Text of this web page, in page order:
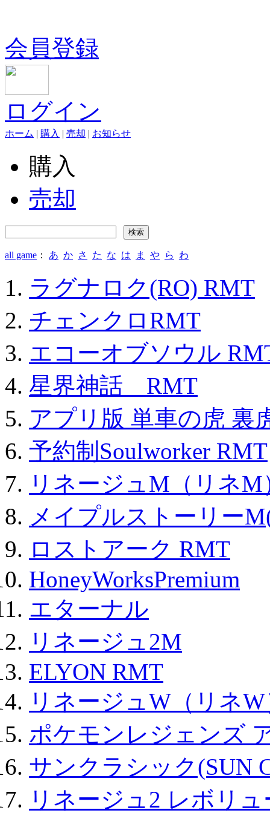
会員登録
ログイン
ホーム | 購入 | 売却 | お知らせ
購入
売却
all game ： あ か さ た な は ま や ら わ
ラグナロク(RO) RMT
チェンクロRMT
エコーオブソウル
星界神話 RMT
アプリ版 単車の虎 裏
予約制Soulworker RMT
リネージュM（リネM
メイプルストーリー
ロストアーク RMT
HoneyWorksPremium
エターナル
リネージュ2M
ELYON RMT
リネージュW（リネ
ポケモンレジェンズ
サンクラシック(SUN
リネージュ2 レボリ